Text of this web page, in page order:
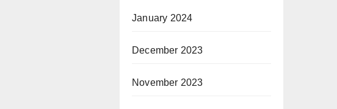
January 2024
December 2023
November 2023